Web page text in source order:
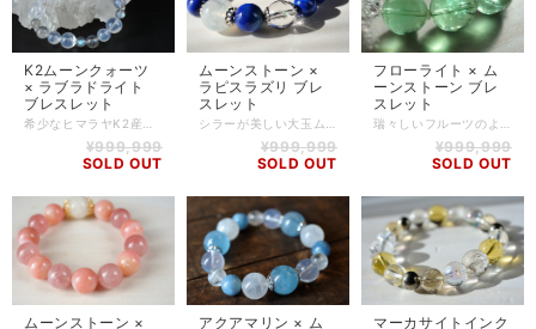
K2ムーンクォーツ
× ラブラドライト
ブレスレット
¥999,999
SOLD OUT
ムーンストーン ×
ラピスラズリ ブレ
スレット
¥999,999
SOLD OUT
フローライト × ム
ーンストーン ブレ
スレット
¥999,999
SOLD OUT
ムーンストーン ×
アクアマリン × ム
マーカサイトインク